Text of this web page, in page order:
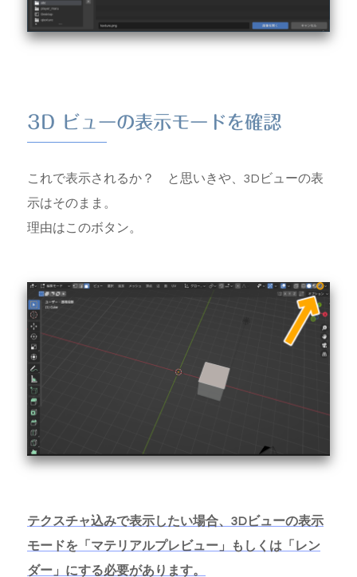
3D ビューの表示モードを確認
これで表示されるか？ と思いきや、3Dビューの表
示はそのまま。
理由はこのボタン。
テクスチャ込みで表示したい場合、3Dビューの表示
モードを「マテリアルプレビュー」もしくは「レン
ダー」にする必要があります。